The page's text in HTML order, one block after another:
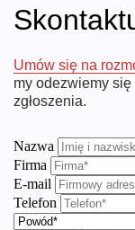
Umów się na
my odezwiemy
zgłoszenia.
Nazwa
Firma
E-mail
Telefon